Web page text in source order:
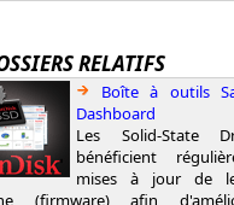
RELATIFS
Boîte à outils
Dashboard
Les Solid-State
bénéficient
mises à jour de
(firmware) afin